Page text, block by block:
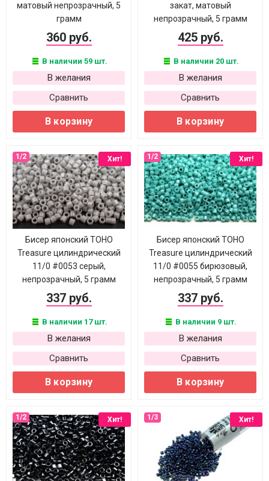
матовый непрозрачный, 5
грамм
360 руб.
В наличии 59 шт.
В желания
Сравнить
В корзину
закат, матовый
непрозрачный, 5 грамм
425 руб.
В наличии 20 шт.
В желания
Сравнить
В корзину
Хит!
Бисер японский TOHO
Treasure цилиндрический
11/0 #0053 серый,
непрозрачный, 5 грамм
337 руб.
В наличии 17 шт.
В желания
Сравнить
В корзину
Хит!
Бисер японский TOHO
Treasure цилиндрический
11/0 #0055 бирюзовый,
непрозрачный, 5 грамм
337 руб.
В наличии 9 шт.
В желания
Сравнить
В корзину
Хит! Хит!